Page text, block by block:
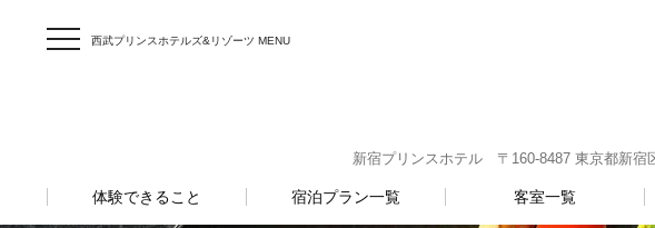
西武プリンスホテルズ&リゾーツ MENU
新宿プリンスホテル 〒160-8487 東京都新宿
体験できること 宿泊プラン一覧 客室一覧